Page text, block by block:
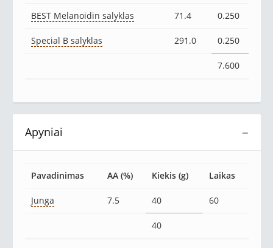
BEST Melanoidin salyklas 71.4 0.250
Special B salyklas 291.0 0.250
7.600
−
Apyniai
Pavadinimas AA (%) Kiekis (g) Laikas
Junga 7.5 40 60
40